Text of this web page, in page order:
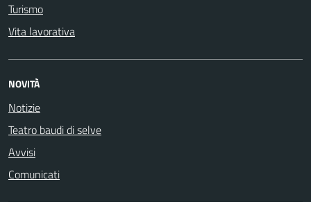
Turismo
Vita lavorativa
NOVITÀ
Notizie
Teatro baudi di selve
Avvisi
Comunicati